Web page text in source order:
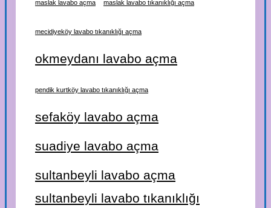
maslak lavabo açma maslak lavabo tıkanıklığı açma
mecidiyeköy lavabo tıkanıklığı açma
okmeydanı lavabo açma
pendik kurtköy lavabo tıkanıklığı açma
sefaköy lavabo açma
suadiye lavabo açma
sultanbeyli lavabo açma
sultanbeyli lavabo tıkanıklığı